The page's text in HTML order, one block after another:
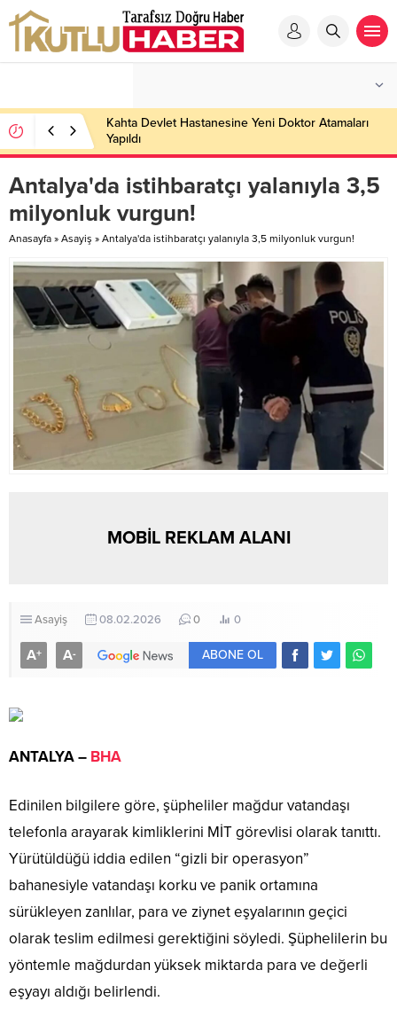
Kahta Devlet Hastanesine Yeni Doktor Atamaları
Yapıldı
Antalya'da istihbaratçı yalanıyla 3,5
milyonluk vurgun!
Anasayfa » Asayiş » Antalya'da istihbaratçı yalanıyla 3,5 milyonluk vurgun!
MOBİL REKLAM ALANI
Asayiş 08.02.2026 0 0
A+ A- ABONE OL
ANTALYA – BHA
Edinilen bilgilere göre, şüpheliler mağdur vatandaşı
telefonla arayarak kimliklerini MİT görevlisi olarak tanıttı.
Yürütüldüğü iddia edilen “gizli bir operasyon”
bahanesiyle vatandaşı korku ve panik ortamına
sürükleyen zanlılar, para ve ziynet eşyalarının geçici
olarak teslim edilmesi gerektiğini söyledi. Şüphelilerin bu
yöntemle mağdurdan yüksek miktarda para ve değerli
eşyayı aldığı belirlendi.